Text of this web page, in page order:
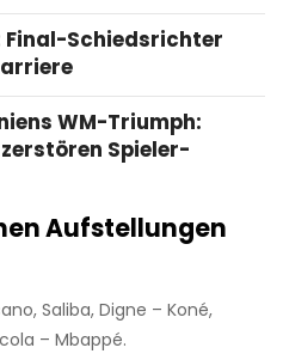
Final-Schiedsrichter
WM-Triumph:
Spieler-
Aufstellungen
Saliba, Digne – Koné,
– Mbappé.